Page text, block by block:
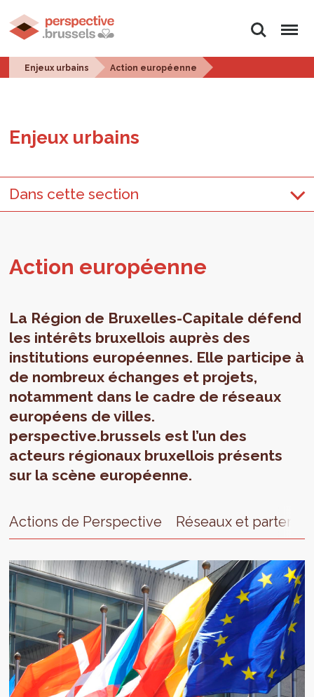
Rechercher
Menu
Enjeux urbains Action européenne
Enjeux urbains
Dans cette section
Action euro­péenne
La Région de Bruxelles-Capitale défend
les intérêts bruxellois auprès des
institutions européennes. Elle participe à
de nombreux échanges et projets,
notamment dans le cadre de réseaux
européens de villes.
perspective.brussels est l’un des
acteurs régionaux bruxellois présents
sur la scène européenne.
Actions de Perspective Réseaux et